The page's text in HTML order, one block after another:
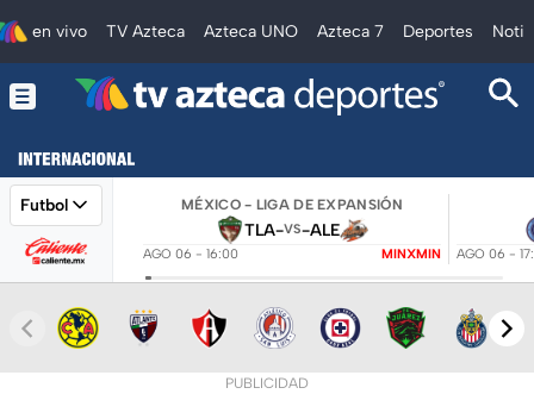
en vivo TV Azteca Azteca UNO Azteca 7 Deportes
Futbol MÉXICO - LIGA DE EXPANSIÓN
TLA-VS-ALE
AGO 06 - 16:00 MINXMIN AGO 06 -
PUBLICIDAD